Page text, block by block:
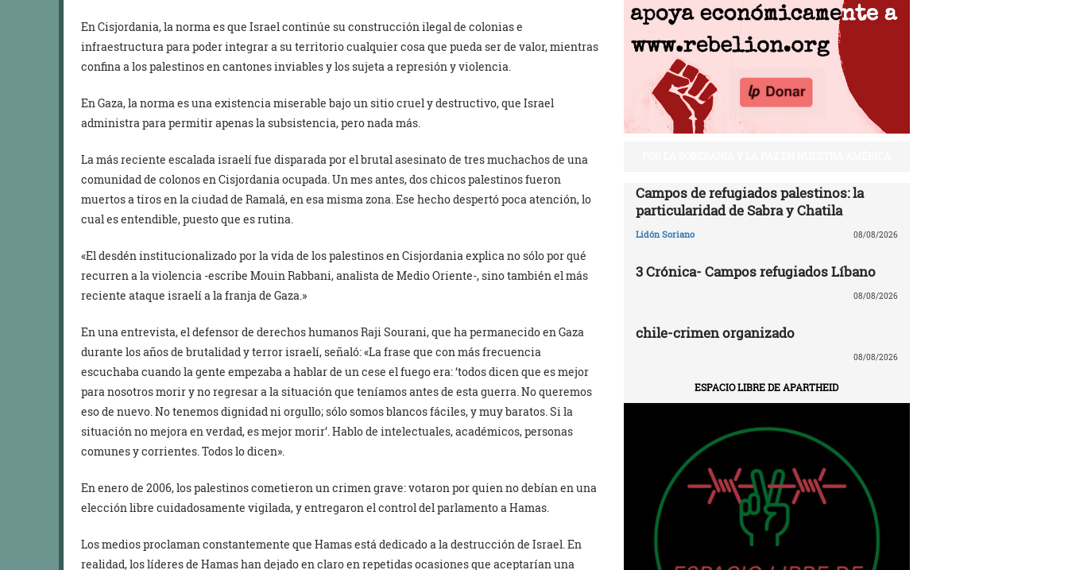
En Cisjordania, la norma es que Israel continúe su construcción ilegal de colonias e
infraestructura para poder integrar a su territorio cualquier cosa que pueda ser de valor, mientras
confina a los palestinos en cantones inviables y los sujeta a represión y violencia.
En Gaza, la norma es una existencia miserable bajo un sitio cruel y destructivo, que Israel
administra para permitir apenas la subsistencia, pero nada más.
La más reciente escalada israelí fue disparada por el brutal asesinato de tres muchachos de una
comunidad de colonos en Cisjordania ocupada. Un mes antes, dos chicos palestinos fueron
muertos a tiros en la ciudad de Ramalá, en esa misma zona. Ese hecho despertó poca atención, lo
cual es entendible, puesto que es rutina.
«El desdén institucionalizado por la vida de los palestinos en Cisjordania explica no sólo por qué
recurren a la violencia -escribe Mouin Rabbani, analista de Medio Oriente-, sino también el más
reciente ataque israelí a la franja de Gaza.»
En una entrevista, el defensor de derechos humanos Raji Sourani, que ha permanecido en Gaza
durante los años de brutalidad y terror israelí, señaló: «La frase que con más frecuencia
escuchaba cuando la gente empezaba a hablar de un cese el fuego era: ‘todos dicen que es mejor
para nosotros morir y no regresar a la situación que teníamos antes de esta guerra. No queremos
eso de nuevo. No tenemos dignidad ni orgullo; sólo somos blancos fáciles, y muy baratos. Si la
situación no mejora en verdad, es mejor morir’. Hablo de intelectuales, académicos, personas
comunes y corrientes. Todos lo dicen».
En enero de 2006, los palestinos cometieron un crimen grave: votaron por quien no debían en una
elección libre cuidadosamente vigilada, y entregaron el control del parlamento a Hamas.
Los medios proclaman constantemente que Hamas está dedicado a la destrucción de Israel. En
realidad, los líderes de Hamas han dejado en claro en repetidas ocasiones que aceptarían una
Campos de refugiados palestinos: la
particularidad de Sabra y Chatila
Lidón Soriano 08/08/2026
3 Crónica- Campos refugiados Líbano
08/08/2026
chile-crimen organizado
08/08/2026
ESPACIO LIBRE DE APARTHEID